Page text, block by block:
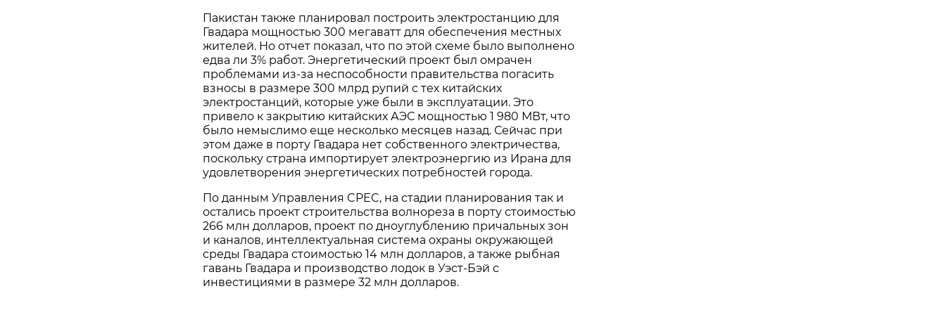
Пакистан также планировал построить электростанцию для
Гвадара мощностью 300 мегаватт для обеспечения местных
жителей. Но отчет показал, что по этой схеме было выполнено
едва ли 3% работ. Энергетический проект был омрачен
проблемами из-за неспособности правительства погасить
взносы в размере 300 млрд рупий с тех китайских
электростанций, которые уже были в эксплуатации. Это
привело к закрытию китайских АЭС мощностью 1 980 МВт, что
было немыслимо еще несколько месяцев назад. Сейчас при
этом даже в порту Гвадара нет собственного электричества,
поскольку страна импортирует электроэнергию из Ирана для
удовлетворения энергетических потребностей города.
По данным Управления CPEC, на стадии планирования так и
остались проект строительства волнореза в порту стоимостью
266 млн долларов, проект по дноуглублению причальных зон
и каналов, интеллектуальная система охраны окружающей
среды Гвадара стоимостью 14 млн долларов, а также рыбная
гавань Гвадара и производство лодок в Уэст-Бэй с
инвестициями в размере 32 млн долларов.